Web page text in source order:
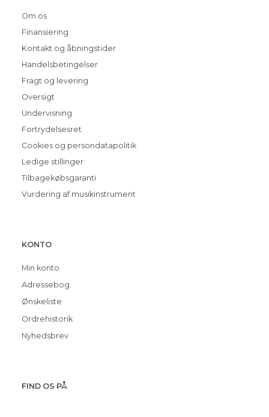
Om os
Finansiering
Kontakt og åbningstider
Handelsbetingelser
Fragt og levering
Oversigt
Undervisning
Fortrydelsesret
Cookies og persondatapolitik
Ledige stillinger
Tilbagekøbsgaranti
Vurdering af musikinstrument
KONTO
Min konto
Adressebog
Ønskeliste
Ordrehistorik
Nyhedsbrev
FIND OS PÅ